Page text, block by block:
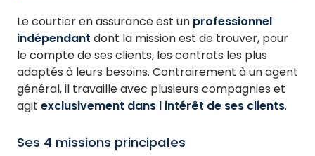
Le courtier en assurance est un professionnel
indépendant dont la mission est de trouver, pour
le compte de ses clients, les contrats les plus
adaptés à leurs besoins. Contrairement à un agent
général, il travaille avec plusieurs compagnies et
agit exclusivement dans l intérêt de ses clients.
Ses 4 missions principales